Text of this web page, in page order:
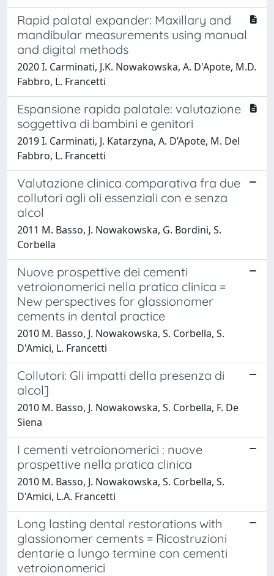
Rapid palatal expander: Maxillary and
mandibular measurements using manual
and digital methods
2020 I. Carminati, J.K. Nowakowska, A. D'Apote, M.D.
Fabbro, L. Francetti
Espansione rapida palatale: valutazione
soggettiva di bambini e genitori
2019 I. Carminati, J. Katarzyna, A. D’Apote, M. Del
Fabbro, L. Francetti
Valutazione clinica comparativa fra due
collutori agli oli essenziali con e senza
alcol
2011 M. Basso, J. Nowakowska, G. Bordini, S.
Corbella
Nuove prospettive dei cementi
vetroionomerici nella pratica clinica =
New perspectives for glassionomer
cements in dental practice
2010 M. Basso, J. Nowakowska, S. Corbella, S.
D'Amici, L. Francetti
Collutori: Gli impatti della presenza di
alcol]
2010 M. Basso, J. Nowakowska, S. Corbella, F. De
Siena
I cementi vetroionomerici : nuove
prospettive nella pratica clinica
2010 M. Basso, J. Nowakowska, S. Corbella, S.
D'Amici, L.A. Francetti
Long lasting dental restorations with
glassionomer cements = Ricostruzioni
dentarie a lungo termine con cementi
vetroionomerici